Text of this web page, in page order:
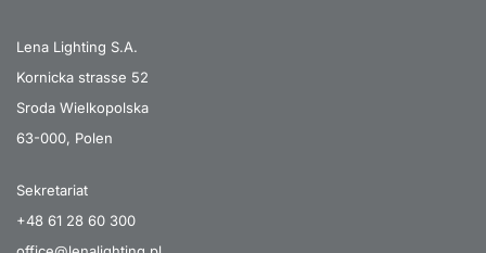
Lena Lighting S.A.
Kornicka strasse 52
Sroda Wielkopolska
63-000, Polen
Sekretariat
+48 61 28 60 300